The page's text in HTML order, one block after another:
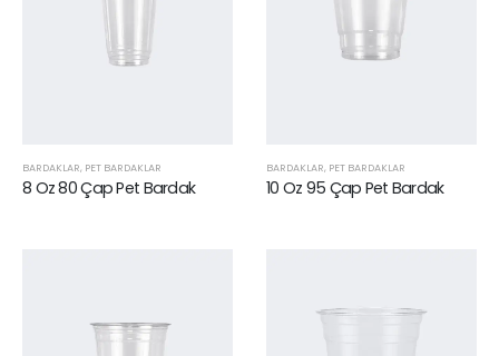
BARDAKLAR, PET BARDAKLAR
8 Oz 80 Çap Pet Bardak
BARDAKLAR, PET BARDAKLAR
10 Oz 95 Çap Pet Bardak